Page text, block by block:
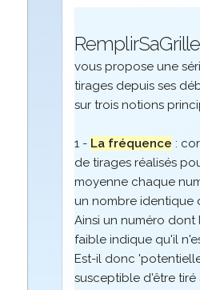
vous propose une
tirages depuis ses
sur trois notions
1 - La fréquence :
de tirages réalisés
moyenne chaque
un nombre identique
Ainsi un numéro
faible indique qu'il
Est-il donc
susceptible d'être tiré